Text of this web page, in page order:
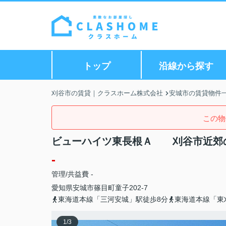
トップ 沿線から探す
刈谷市の賃貸｜クラスホーム株式会社 安城市の賃貸物件
この
ビューハイツ東長根Ａ 刈谷市近郊
-
管理/共益費 -
愛知県安城市篠目町童子202-7
東海道本線「三河安城」駅徒歩8分
東海道本線「
1/3